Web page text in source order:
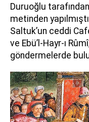
Duruoğlu
metinden
Saltuk’un ceddi
ve Ebü’l-Hayr-ı
göndermelerde